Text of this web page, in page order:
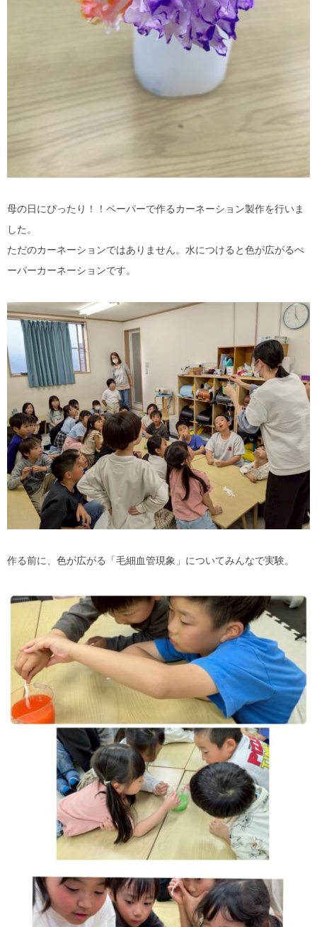
母の日にぴったり！！ペーパーで作るカーネーション製作を行いま
した。
ただのカーネーションではありません。水につけると色が広がるぺ
ーパーカーネーションです。
作る前に、色が広がる「毛細血管現象」についてみんなで実験。